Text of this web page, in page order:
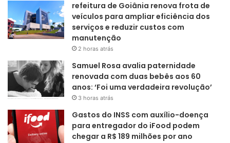
refeitura de Goiânia renova frota de
veículos para ampliar eficiência dos
serviços e reduzir custos com
manutenção
2 horas atrás
Samuel Rosa avalia paternidade
renovada com duas bebês aos 60
anos: ‘Foi uma verdadeira revolução’
3 horas atrás
Gastos do INSS com auxílio-doença
para entregador do iFood podem
chegar a R$ 189 milhões por ano